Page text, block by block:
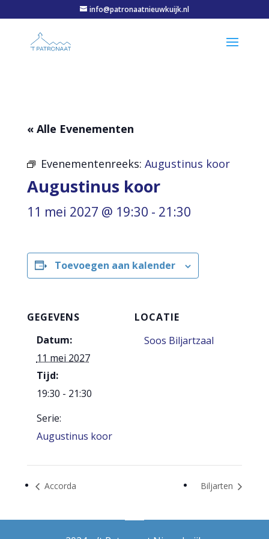
info@patronaatnieuwkuijk.nl
« Alle Evenementen
Evenementenreeks: Augustinus koor
Augustinus koor
11 mei 2027 @ 19:30 - 21:30
Toevoegen aan kalender
GEGEVENS
Datum:
11 mei 2027
Tijd:
19:30 - 21:30
Serie:
Augustinus koor
LOCATIE
Soos Biljartzaal
Accorda Biljarten